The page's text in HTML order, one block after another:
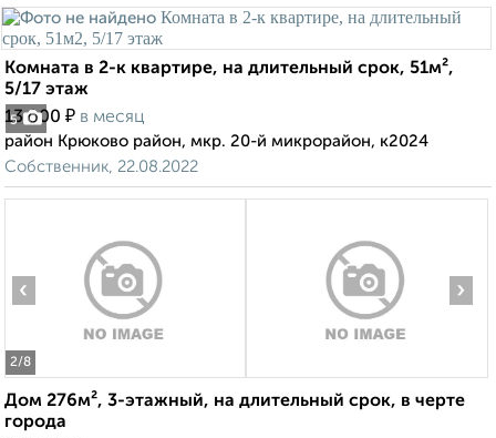
5
Комната в 2-к квартире, на длительный срок, 51м²,
5/17 этаж
13 000 ₽ в месяц
район Крюково район, мкр. 20-й микрорайон, к2024
Собственник, 22.08.2022
2/8
‹ ›
Дом 276м², 3-этажный, на длительный срок, в черте
города